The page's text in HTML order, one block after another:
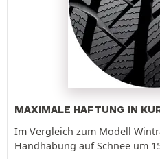
MAXIMALE HAFTUNG IN
Im Vergleich zum Modell
Handhabung auf Schnee um